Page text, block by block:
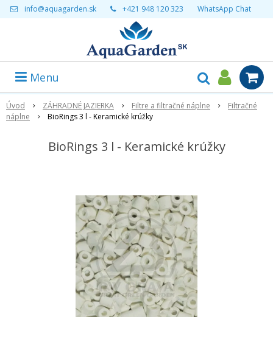
info@aquagarden.sk +421 948 120 323 WhatsApp Chat
Menu
Úvod ZÁHRADNÉ JAZIERKA Filtre a filtračné náplne
Filtračné
náplne
BioRings 3 l - Keramické krúžky
BioRings 3 l - Keramické krúžky